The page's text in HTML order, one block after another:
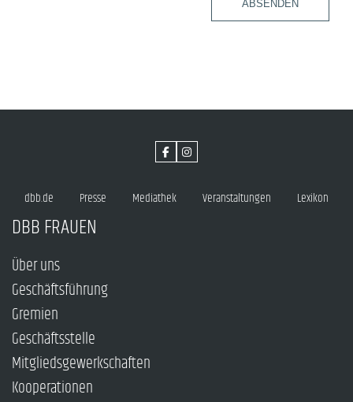
ABSENDEN
dbb.de Presse Mediathek Veranstaltungen Lexikon
DBB FRAUEN
Über uns
Geschäftsführung
Gremien
Geschäftsstelle
Mitgliedsgewerkschaften
Kooperationen